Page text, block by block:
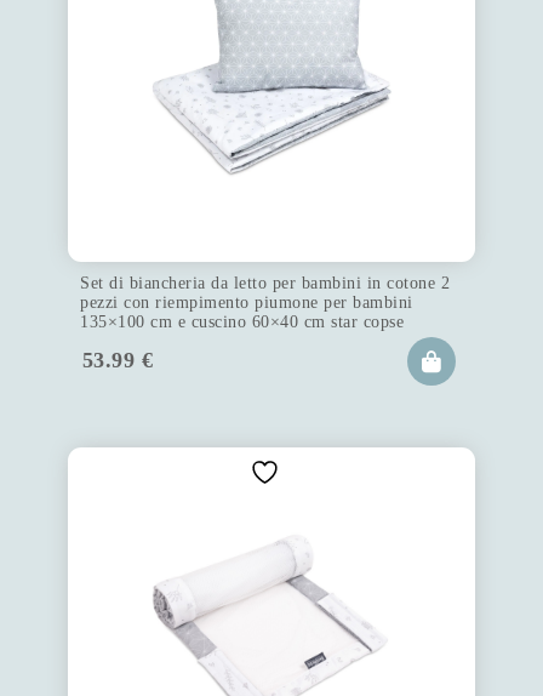
Set di biancheria da letto per bambini in cotone 2
pezzi con riempimento piumone per bambini
135×100 cm e cuscino 60×40 cm star copse
53.99 €